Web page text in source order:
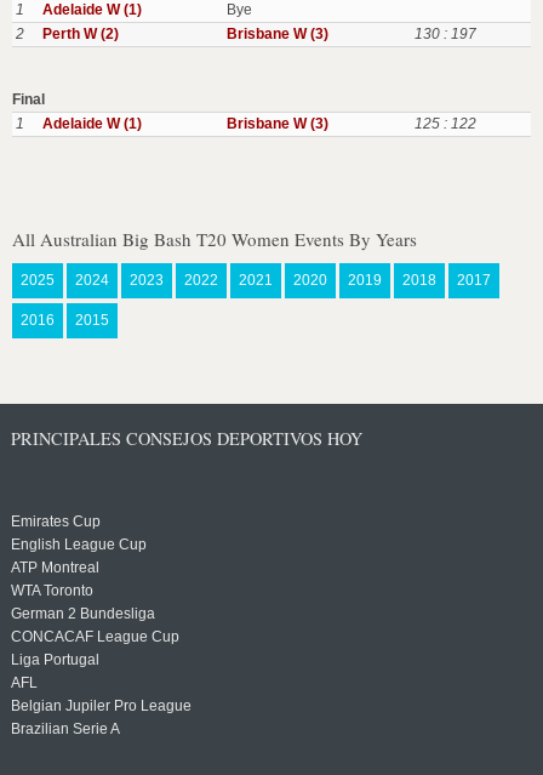
1
Adelaide W (1)
Bye
2
Perth W (2) Brisbane W (3) 130 : 197
Final
1
Adelaide W (1) Brisbane W (3) 125 : 122
All Australian Big Bash T20 Women Events By Years
2025 2024 2023 2022 2021 2020 2019 2018 2017
2016 2015
PRINCIPALES CONSEJOS DEPORTIVOS HOY
Emirates Cup
English League Cup
ATP Montreal
WTA Toronto
German 2 Bundesliga
CONCACAF League Cup
Liga Portugal
AFL
Belgian Jupiler Pro League
Brazilian Serie A